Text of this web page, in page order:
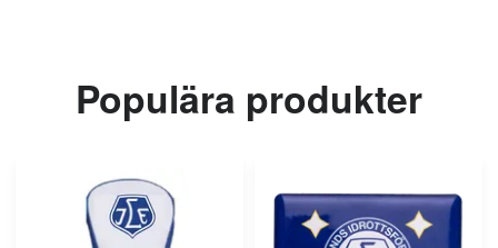
Populära produkter